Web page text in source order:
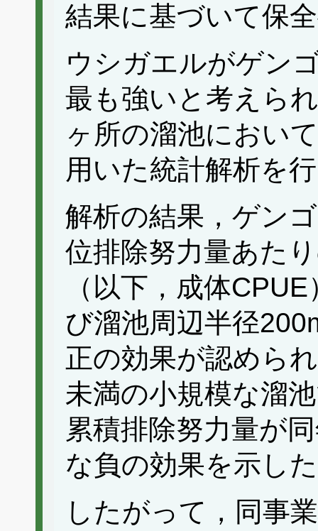
結果に基づいて保
ウシガエルがゲン
最も強いと考えら
ヶ所の溜池におい
用いた統計解析を
解析の結果，ゲン
位排除努力量あた
（以下，成体
び溜池周辺半径
正の効果が認めら
未満の小規模な溜
累積排除努力量が
な負の効果を示し
したがって，同事